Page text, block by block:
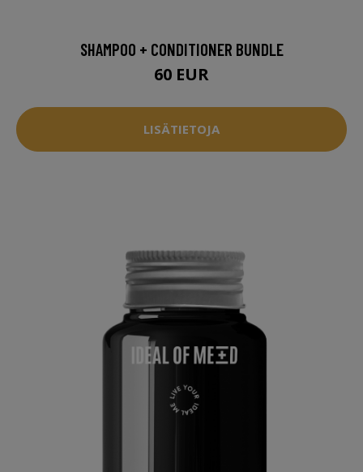
SHAMPOO + CONDITIONER BUNDLE
60 EUR
LISÄTIETOJA